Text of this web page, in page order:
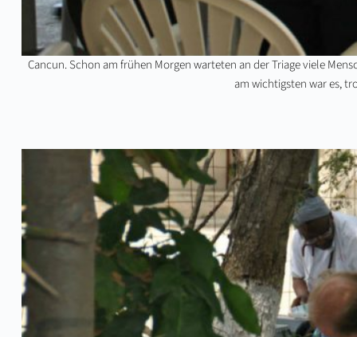
Cancun. Schon am frühen Morgen warteten an der Triage viele
am wichtigsten war es,